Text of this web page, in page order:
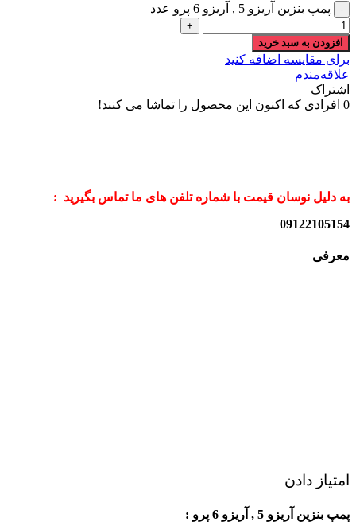
پمپ بنزین آریزو 5 , آریزو 6 پرو عدد
افزودن به سبد خرید
برای مقایسه اضافه کنید
علاقه‌مندم
اشتراک
0 افرادی که اکنون این محصول را تماشا می کنند!
به دلیل نوسان قیمت با شماره تلفن های ما تماس بگیرید :
09122105154
معرفی
امتیاز دادن
پمپ بنزین آریزو 5 , آریزو 6 پرو :